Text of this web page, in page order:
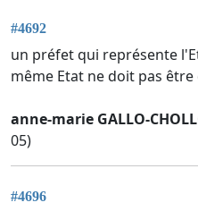
#4692
un préfet qui représente
même Etat ne doit pas être
anne-marie GALLO-
05)
#4696